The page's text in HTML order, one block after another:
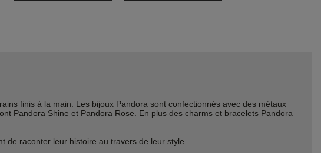
finis à la main. Les bijoux Pandora sont confectionnés avec des métaux
Pandora Shine et Pandora Rose. En plus des charms et bracelets Pandora
de raconter leur histoire au travers de leur style.